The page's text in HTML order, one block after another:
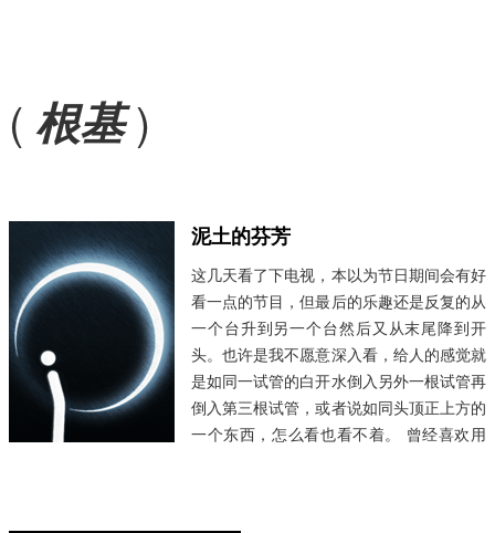
( 根基)
泥土的芬芳
这几天看了下电视，本以为节日期间会有好
看一点的节目，但最后的乐趣还是反复的从
一个台升到另一个台然后又从末尾降到开
头。也许是我不愿意深入看，给人的感觉就
是如同一试管的白开水倒入另外一根试管再
倒入第三根试管，或者说如同头顶正上方的
一个东西，怎么看也看不着。 曾经喜欢用